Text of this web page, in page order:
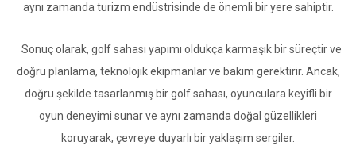
aynı zamanda turizm endüstrisinde de önemli bir yere sahiptir.
Sonuç olarak, golf sahası yapımı oldukça karmaşık bir süreçtir ve
doğru planlama, teknolojik ekipmanlar ve bakım gerektirir. Ancak,
doğru şekilde tasarlanmış bir golf sahası, oyunculara keyifli bir
oyun deneyimi sunar ve aynı zamanda doğal güzellikleri
koruyarak, çevreye duyarlı bir yaklaşım sergiler.